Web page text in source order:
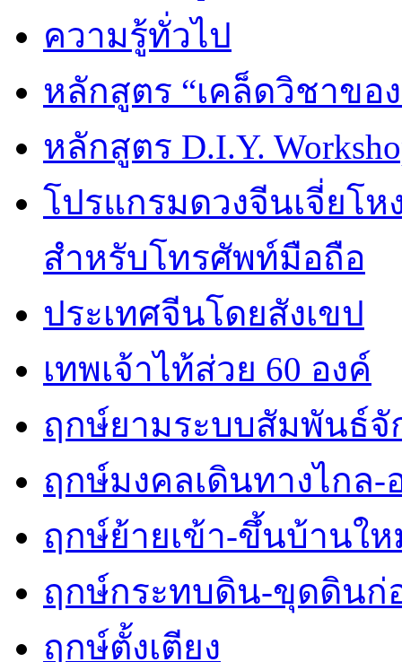
ความรู้ทั่วไป
หลักสูตร “เคล็ดวิชาขอ
หลักสูตร D.I.Y.
โปรแกรมดวงจีนเจี่ยโห
สำหรับโทรศัพท์มือถือ
ประเทศจีนโดยสังเขป
เทพเจ้าไท้ส่วย 60 องค์
ฤกษ์ยามระบบสัมพันธ์จั
ฤกษ์มงคลเดินทางไกล-
ฤกษ์ย้ายเข้า-ขึ้นบ้านใ
ฤกษ์กระทบดิน-ขุดดินก่
ฤกษ์ตั้งเตียง